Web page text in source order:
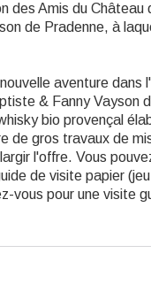
des Amis du Château
de Pradenne, à
aventure dans
& Fanny Vayson
bio provençal
de gros travaux de
l'offre. Vous
de visite papier
vous pour une visite